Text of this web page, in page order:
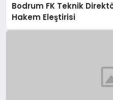
Bodrum FK Teknik
Hakem Eleştirisi